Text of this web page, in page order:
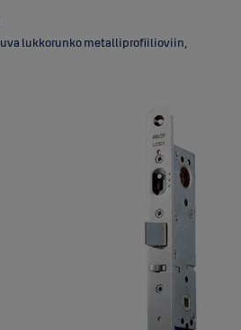
lukkorunko metalliprofiilioviin,